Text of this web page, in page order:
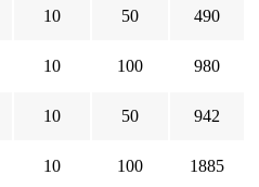
10 50 490
10 100 980
10 50 942
10 100 1885